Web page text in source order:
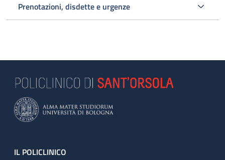
Prenotazioni, disdette e urgenze
IL POLICLINICO